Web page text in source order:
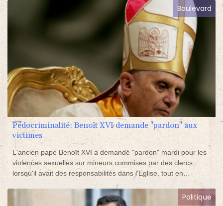
selon lui, de Vladimir Poutine qu'il n'y aura pas d'"escalade"
Boulevard
Pédocriminalité: Benoît XVI demande "pardon" aux
victimes
L'ancien pape Benoît XVI a demandé "pardon" mardi pour les
violences sexuelles sur mineurs commises par des clercs
lorsqu'il avait des responsabilités dans l'Eglise, tout en
assurant ne jamais avoir couvert de pédocriminel, une position
qui a déçu les associations de victimes.
Politique